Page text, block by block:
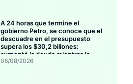
A 24 horas que termine el
gobierno Petro, se conoce que el
descuadre en el presupuesto
supera los $30,2 billones:
aumentó la deuda mientras la
inversión se estanca
06/08/2026